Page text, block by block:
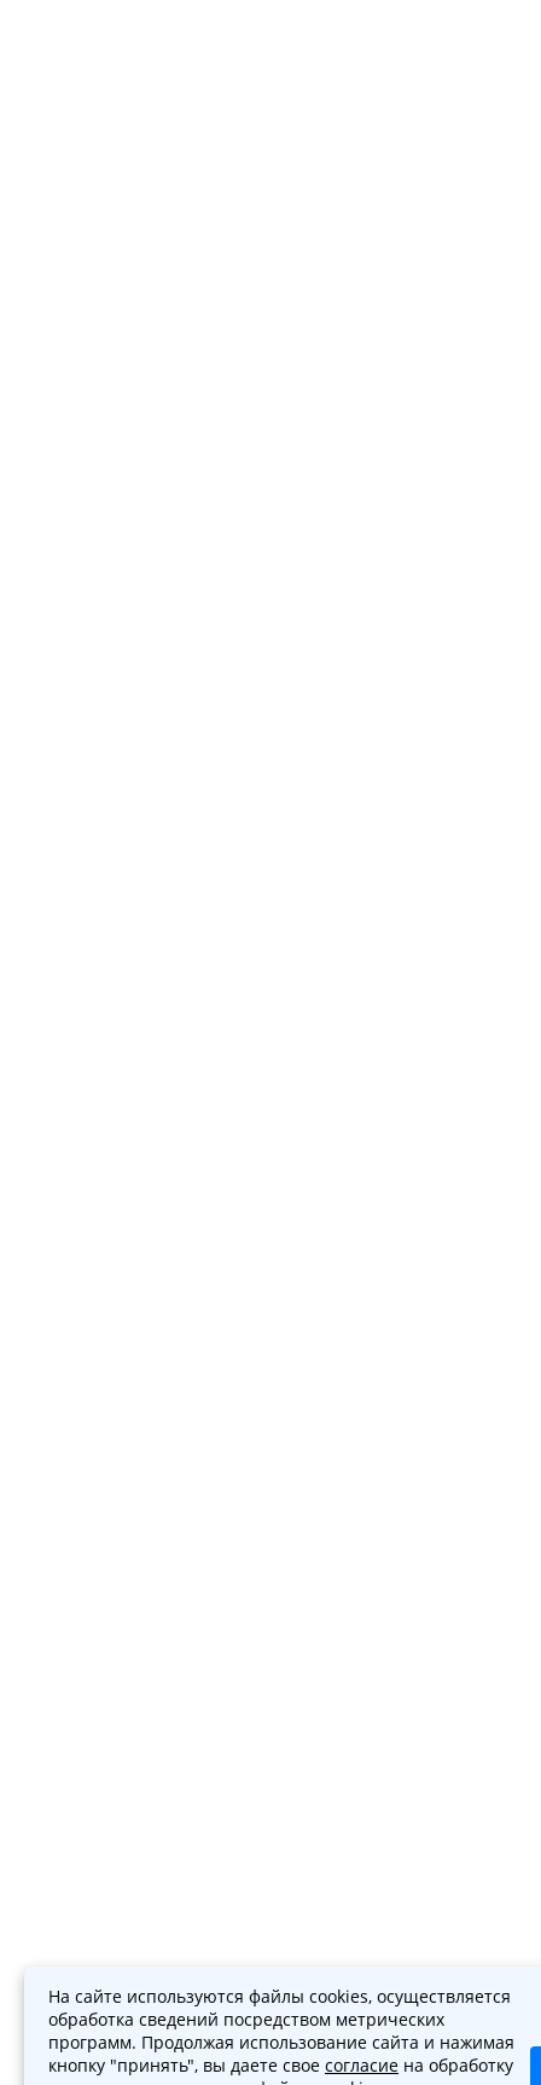
На сайте используются файлы cookies, осуществляется
обработка сведений посредством метрических
программ. Продолжая использование сайта и нажимая
кнопку "принять", вы даете свое согласие на обработку